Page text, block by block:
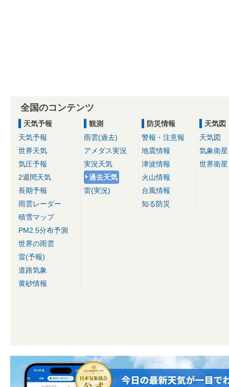
全国のコンテンツ
天気予報
天気予報
世界天気
気圧予報
2週間天気
長期予報
雨雲レーダー
積雪マップ
PM2.5分布予測
世界の雨雲
雷(予報)
道路気象
黄砂情報
観測
雨雲(過去)
アメダス実況
実況天気
過去天気
雷(実況)
防災情報
警報・注意報
地震情報
津波情報
火山情報
台風情報
知る防災
天気図
天気図
気象衛星
世界衛星